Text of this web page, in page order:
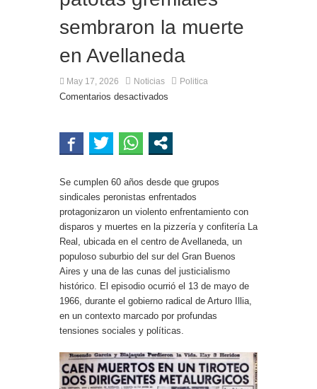
sembraron la muerte
en Avellaneda
May 17, 2026 Noticias Politica
Comentarios desactivados
Se cumplen 60 años desde que grupos
sindicales peronistas enfrentados
protagonizaron un violento enfrentamiento con
disparos y muertes en la pizzería y confitería La
Real, ubicada en el centro de Avellaneda, un
populoso suburbio del sur del Gran Buenos
Aires y una de las cunas del justicialismo
histórico. El episodio ocurrió el 13 de mayo de
1966, durante el gobierno radical de Arturo Illia,
en un contexto marcado por profundas
tensiones sociales y políticas.